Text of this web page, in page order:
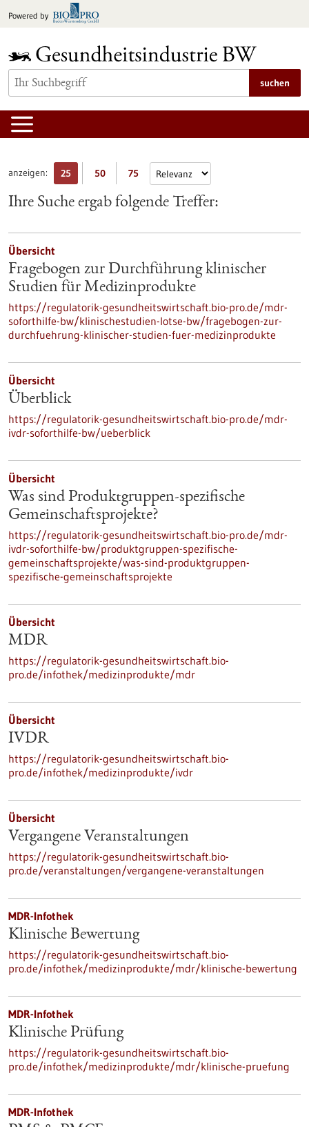
Inhalt
Powered by
suchen
anzeigen: 25 50 75
Ihre Suche ergab folgende Treffer:
Übersicht
Fragebogen zur Durchführung klinischer
Studien für Medizinprodukte
https://regulatorik-gesundheitswirtschaft.bio-pro.de/mdr-
soforthilfe-bw/klinischestudien-lotse-bw/fragebogen-zur-
durchfuehrung-klinischer-studien-fuer-medizinprodukte
Übersicht
Überblick
https://regulatorik-gesundheitswirtschaft.bio-pro.de/mdr-
ivdr-soforthilfe-bw/ueberblick
Übersicht
Was sind Produktgruppen-spezifische
Gemeinschaftsprojekte?
https://regulatorik-gesundheitswirtschaft.bio-pro.de/mdr-
ivdr-soforthilfe-bw/produktgruppen-spezifische-
gemeinschaftsprojekte/was-sind-produktgruppen-
spezifische-gemeinschaftsprojekte
Übersicht
MDR
https://regulatorik-gesundheitswirtschaft.bio-
pro.de/infothek/medizinprodukte/mdr
Übersicht
IVDR
https://regulatorik-gesundheitswirtschaft.bio-
pro.de/infothek/medizinprodukte/ivdr
Übersicht
Vergangene Veranstaltungen
https://regulatorik-gesundheitswirtschaft.bio-
pro.de/veranstaltungen/vergangene-veranstaltungen
MDR-Infothek
Klinische Bewertung
https://regulatorik-gesundheitswirtschaft.bio-
pro.de/infothek/medizinprodukte/mdr/klinische-bewertung
MDR-Infothek
Klinische Prüfung
https://regulatorik-gesundheitswirtschaft.bio-
pro.de/infothek/medizinprodukte/mdr/klinische-pruefung
MDR-Infothek